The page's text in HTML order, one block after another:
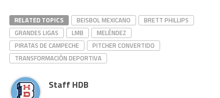
RELATED TOPICS BEISBOL MEXICANO
BRETT PHILLIPS
GRANDES LIGAS
LMB
MELÉNDEZ
PIRATAS DE CAMPECHE
PITCHER CONVERTIDO
TRANSFORMACIÓN DEPORTIVA
Staff HDB